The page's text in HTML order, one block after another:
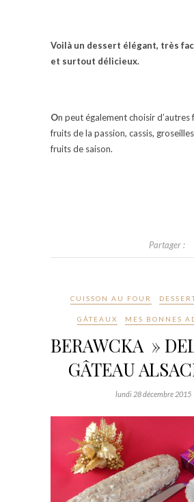
Voilà un dessert élégant, très
et surtout délicieux.
On peut également choisir d’autres
fruits de la passion, cassis,
fruits de saison.
Partager :
CUISSON AU FOUR
GÂTEAUX MES BONNES
BERAWCKA »
GÂTEAU
lundi 28 décembre 2015